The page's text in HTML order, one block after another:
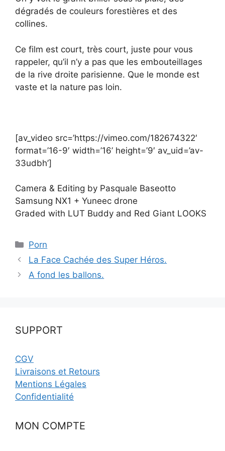
dégradés de couleurs forestières et des
collines.
Ce film est court, très court, juste pour vous
rappeler, qu’il n’y a pas que les embouteillages
de la rive droite parisienne. Que le monde est
vaste et la nature pas loin.
[av_video src=’https://vimeo.com/182674322′
format=’16-9′ width=’16’ height=’9′ av_uid=’av-
33udbh’]
Camera & Editing by Pasquale Baseotto
Samsung NX1 + Yuneec drone
Graded with LUT Buddy and Red Giant LOOKS
Catégories
Porn
La Face Cachée des Super Héros.
A fond les ballons.
SUPPORT
CGV
Livraisons et Retours
Mentions Légales
Confidentialité
MON COMPTE